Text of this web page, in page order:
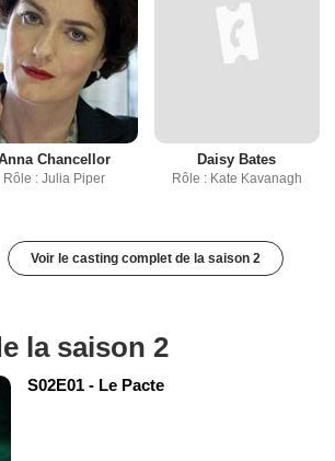
Chancellor
Rôle : Julia Piper
Daisy Bates
Rôle : Kate Kavanagh
Voir le casting complet de la saison 2
la saison 2
S02E01 - Le Pacte